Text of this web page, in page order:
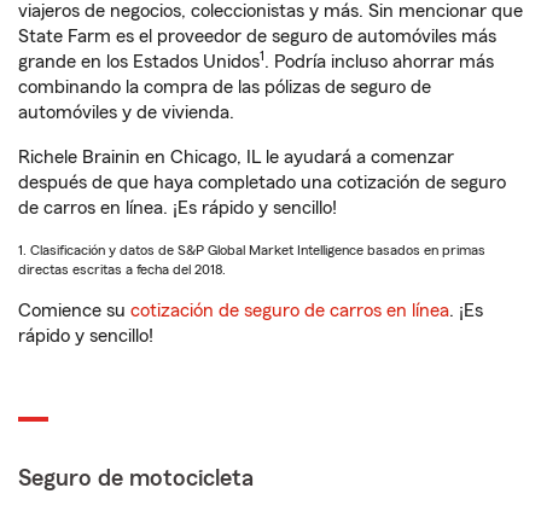
viajeros de negocios, coleccionistas y más. Sin mencionar que
State Farm es el proveedor de seguro de automóviles más
grande en los Estados Unidos1. Podría incluso ahorrar más
combinando la compra de las pólizas de seguro de
automóviles y de vivienda.
Richele Brainin en Chicago, IL le ayudará a comenzar
después de que haya completado una cotización de seguro
de carros en línea. ¡Es rápido y sencillo!
1. Clasificación y datos de S&P Global Market Intelligence basados en primas
directas escritas a fecha del 2018.
Comience su cotización de seguro de carros en línea. ¡Es
rápido y sencillo!
Seguro de motocicleta